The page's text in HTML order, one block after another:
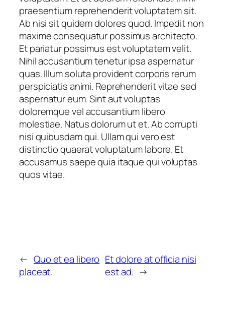
praesentium reprehenderit voluptatem sit.
Ab nisi sit quidem dolores quod. Impedit non
maxime consequatur possimus architecto.
Et pariatur possimus est voluptatem velit.
Nihil accusantium tenetur ipsa aspernatur
quas. Illum soluta provident corporis rerum
perspiciatis animi. Reprehenderit vitae sed
aspernatur eum. Sint aut voluptas
doloremque vel accusantium libero
molestiae. Natus dolorum ut et. Ab corrupti
nisi quibusdam qui. Ullam qui vero est
distinctio quaerat voluptatum labore. Et
accusamus saepe quia itaque qui voluptas
quos vitae.
← Quo et ea libero
placeat.
Et dolore at officia nisi
est ad. →